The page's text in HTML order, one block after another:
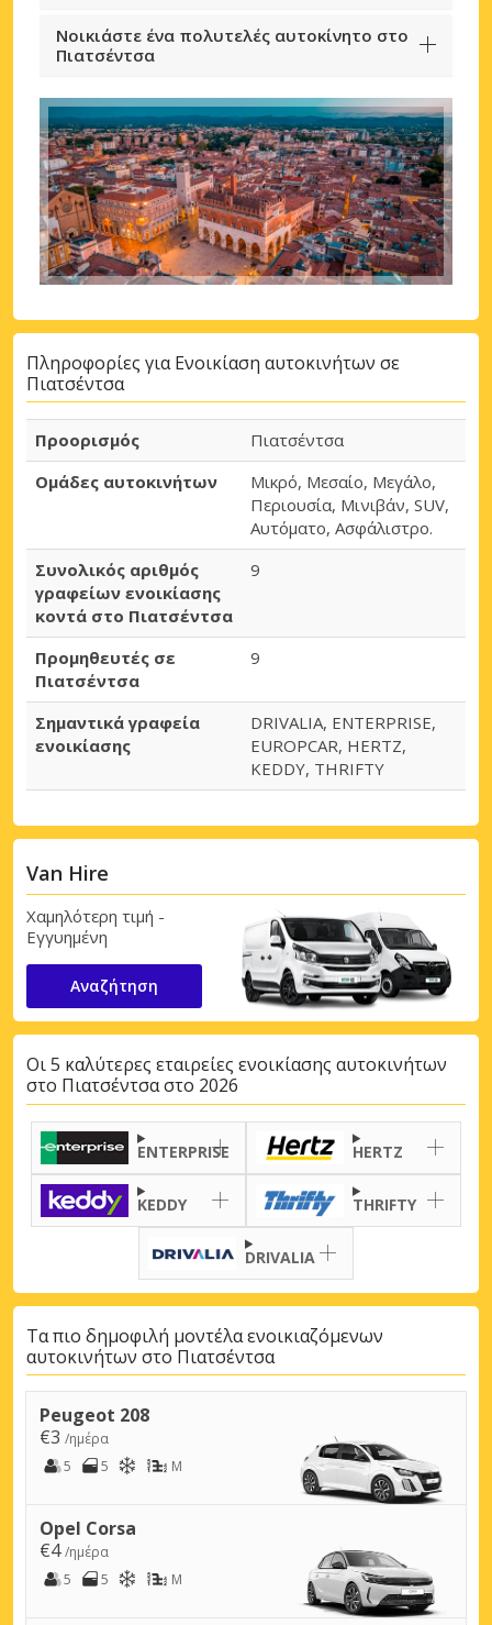
Νοικιάστε ένα πολυτελές αυτοκίνητο στο
Πιατσέντσα
Πληροφορίες για Ενοικίαση αυτοκινήτων σε
Πιατσέντσα
Προορισμός
Πιατσέντσα
Ομάδες αυτοκινήτων
Μικρό, Μεσαίο, Μεγάλο,
Περιουσία, Μινιβάν, SUV,
Αυτόματο, Ασφάλιστρο.
Συνολικός αριθμός
γραφείων ενοικίασης
κοντά στο Πιατσέντσα
9
Προμηθευτές σε
Πιατσέντσα
9
Σημαντικά γραφεία
ενοικίασης
DRIVALIA, ENTERPRISE,
EUROPCAR, HERTZ,
KEDDY, THRIFTY
Van Hire
Χαμηλότερη τιμή -
Εγγυημένη
Αναζήτηση
Οι 5 καλύτερες εταιρείες ενοικίασης αυτοκινήτων
στο Πιατσέντσα στο 2026
ENTERPRISE HERTZ
KEDDY THRIFTY
DRIVALIA
Τα πιο δημοφιλή μοντέλα ενοικιαζόμενων
αυτοκινήτων στο Πιατσέντσα
Peugeot 208
€3 /ημέρα
5
5 M
Opel Corsa
€4/ημέρα
5
5 M